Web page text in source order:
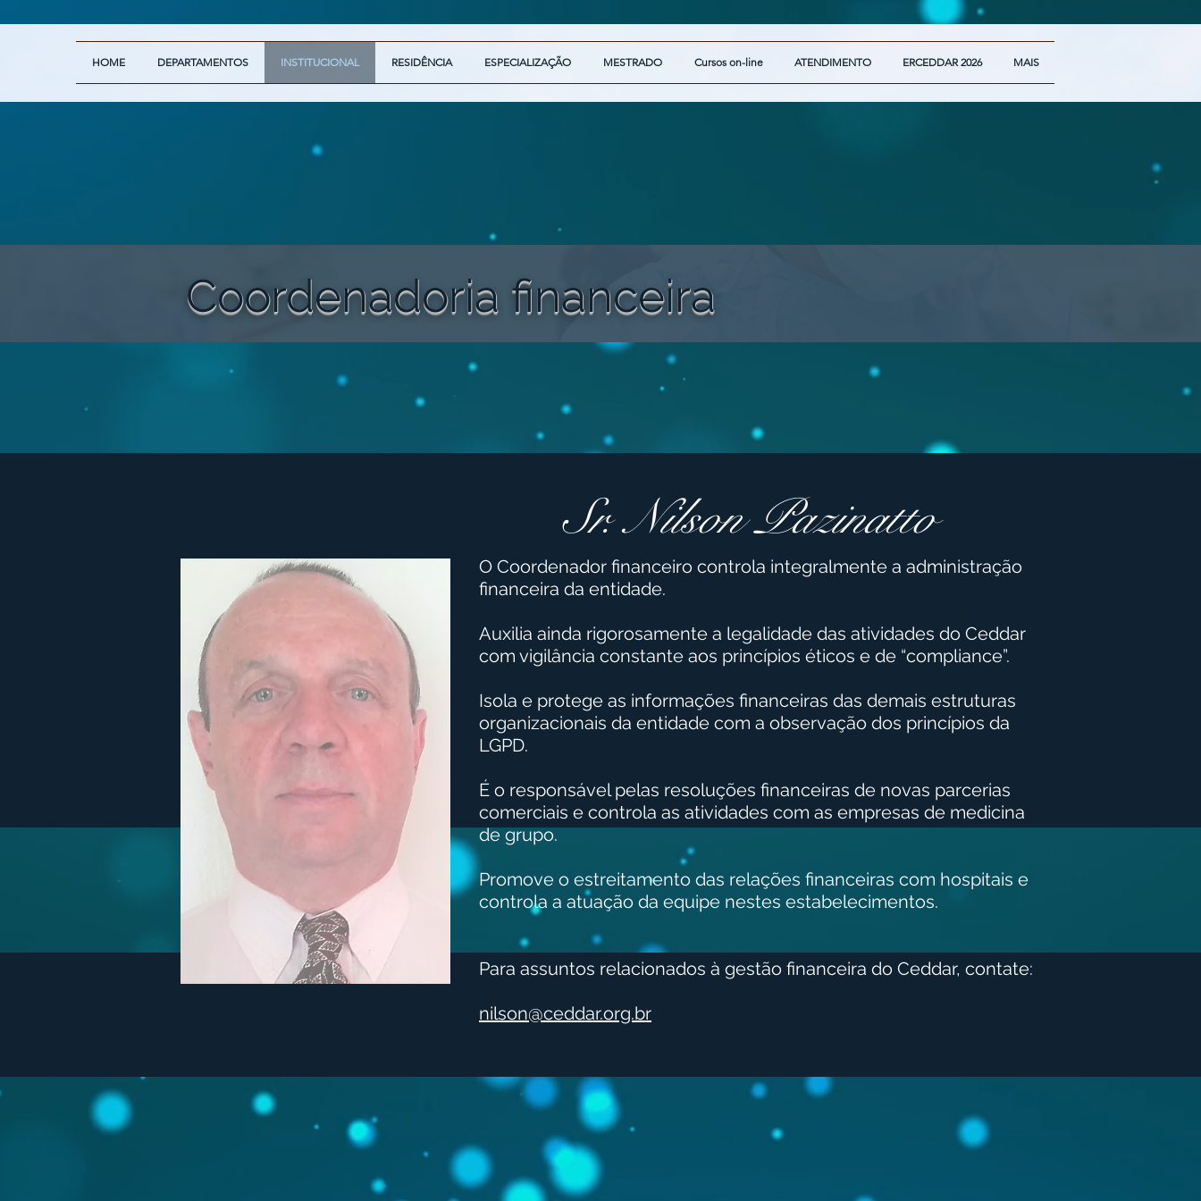
HOME DEPARTAMENTOS INSTITUCIONAL RESIDÊNCIA ESPECIALIZAÇÃO MESTRADO Cursos on-line ATENDIMENTO ERCEDDAR 2026 MAIS
Coordenadoria financeira
Sr. Nilson Pazinatto
O Coordenador financeiro controla integralmente a administração
financeira da entidade.
Auxilia ainda rigorosamente a legalidade das atividades do Ceddar
com vigilância constante aos princípios éticos e de “compliance”.
Isola e protege as informações financeiras das demais estruturas
organizacionais da entidade com a observação dos princípios da
LGPD.
É o responsável pelas resoluções financeiras de novas parcerias
comerciais e controla as atividades com as empresas de medicina
de grupo.
Promove o estreitamento das relações financeiras com hospitais e
controla a atuação da equipe nestes estabelecimentos.
Para assuntos relacionados à gestão financeira do Ceddar, contate:
nilson@ceddar.org.br